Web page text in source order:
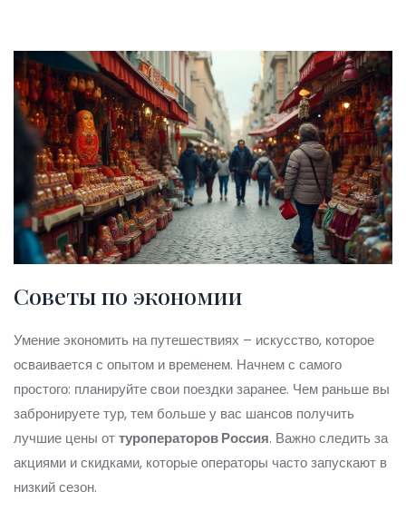
Советы по экономии
Умение экономить на путешествиях – искусство, которое
осваивается с опытом и временем. Начнем с самого
простого: планируйте свои поездки заранее. Чем раньше вы
забронируете тур, тем больше у вас шансов получить
лучшие цены оттуроператоров Россия. Важно следить за
акциями и скидками, которые операторы часто запускают в
низкий сезон.